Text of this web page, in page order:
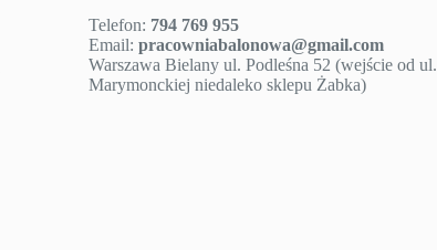
Telefon: 794 769 955
Email: pracowniabalonowa@gmail.com
Warszawa Bielany ul. Podleśna 52 (wejście od ul.
Marymonckiej niedaleko sklepu Żabka)